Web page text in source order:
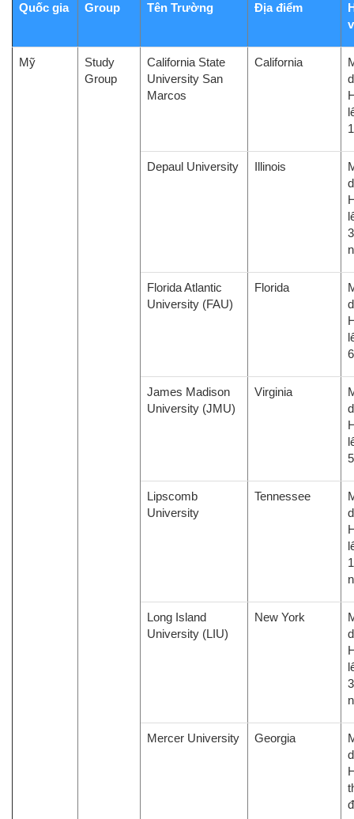
Quốc gia Group Tên Trường Địa điểm
Mỹ
Study
Group
California State
University San
Marcos
California
Depaul University Illinois
Florida Atlantic
University (FAU)
Florida
James Madison
University (JMU)
Virginia
Lipscomb
University
Tennessee
Long Island
University (LIU)
New York
Mercer University Georgia